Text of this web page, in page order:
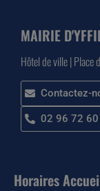
MAIRIE
Hôtel de ville |
Contactez-
02 96 72
Horaires